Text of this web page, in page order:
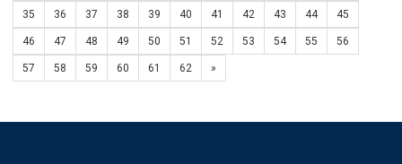
35 36 37 38 39 40 41 42 43 44 45
46 47 48 49 50 51 52 53 54 55 56
57 58 59 60 61 62 »